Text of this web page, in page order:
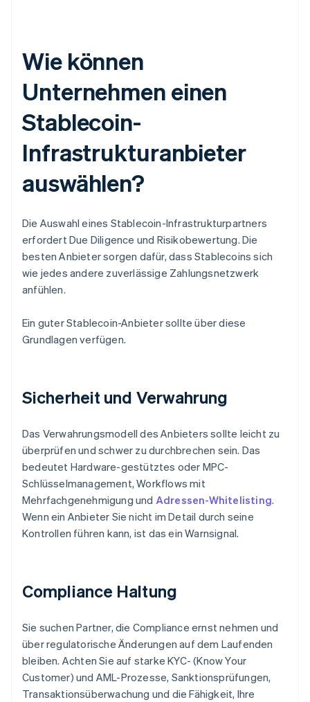
Wie können
Unternehmen einen
Stablecoin-
Infrastrukturanbieter
auswählen?
Die Auswahl eines Stablecoin-Infrastrukturpartners
erfordert Due Diligence und Risikobewertung. Die
besten Anbieter sorgen dafür, dass Stablecoins sich
wie jedes andere zuverlässige Zahlungsnetzwerk
anfühlen.
Ein guter Stablecoin-Anbieter sollte über diese
Grundlagen verfügen.
Sicherheit und Verwahrung
Das Verwahrungsmodell des Anbieters sollte leicht zu
überprüfen und schwer zu durchbrechen sein. Das
bedeutet Hardware-gestütztes oder MPC-
Schlüsselmanagement, Workflows mit
Mehrfachgenehmigung und Adressen-Whitelisting.
Wenn ein Anbieter Sie nicht im Detail durch seine
Kontrollen führen kann, ist das ein Warnsignal.
Compliance Haltung
Sie suchen Partner, die Compliance ernst nehmen und
über regulatorische Änderungen auf dem Laufenden
bleiben. Achten Sie auf starke KYC- (Know Your
Customer) und AML-Prozesse, Sanktionsprüfungen,
Transaktionsüberwachung und die Fähigkeit, Ihre